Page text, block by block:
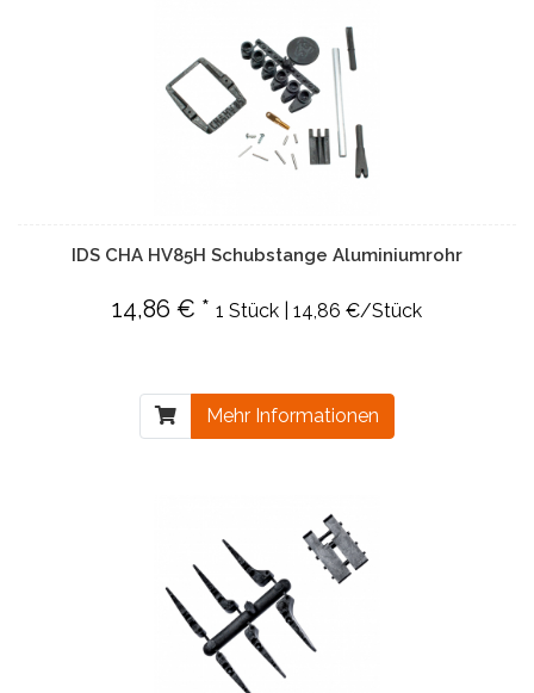
IDS CHA HV85H Schubstange Aluminiumrohr
14,86 € * 1 Stück | 14,86 €/Stück
Mehr Informationen